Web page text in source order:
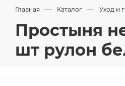
Главная — Каталог — Уход и
Простыня
шт рулон